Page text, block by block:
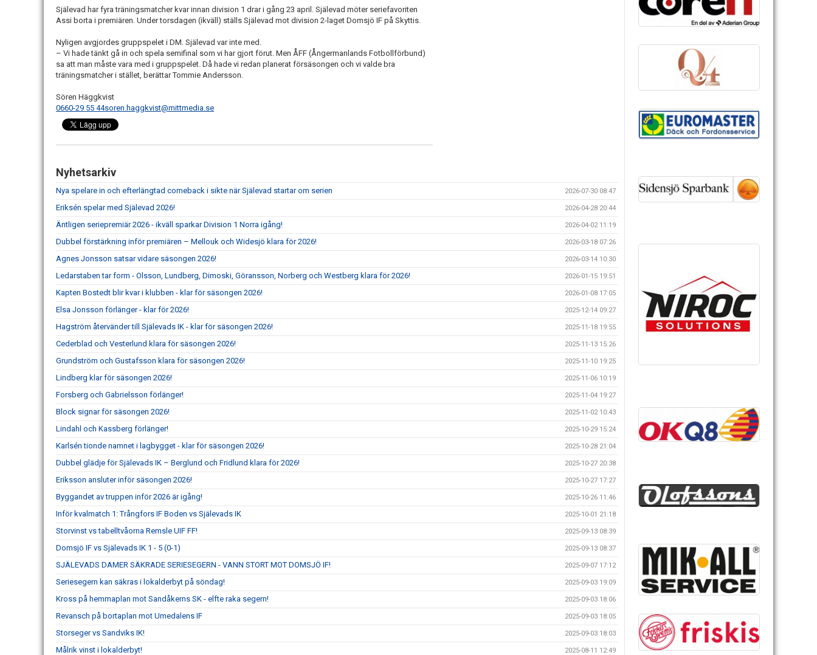
Själevad har fyra träningsmatcher kvar innan division 1 drar i gång 23 april. Själevad möter seriefavoriten
Assi borta i premiären. Under torsdagen (ikväll) ställs Själevad mot division 2-laget Domsjö IF på Skyttis.
Nyligen avgjordes gruppspelet i DM. Själevad var inte med.
– Vi hade tänkt gå in och spela semifinal som vi har gjort förut. Men ÅFF (Ångermanlands Fotbollförbund)
sa att man måste vara med i gruppspelet. Då hade vi redan planerat försäsongen och vi valde bra
träningsmatcher i stället, berättar Tommie Andersson.
Sören Häggkvist
0660-29 55 44soren.haggkvist@mittmedia.se
Nyhetsarkiv
Nya spelare in och efterlängtad comeback i sikte när Själevad startar om serien 2026-07-30 08:47
Eriksén spelar med Själevad 2026! 2026-04-28 20:44
Äntligen seriepremiär 2026 - ikväll sparkar Division 1 Norra igång! 2026-04-02 11:19
Dubbel förstärkning inför premiären – Mellouk och Widesjö klara för 2026! 2026-03-18 07:26
Agnes Jonsson satsar vidare säsongen 2026! 2026-03-14 10:30
Ledarstaben tar form - Olsson, Lundberg, Dimoski, Göransson, Norberg och Westberg klara för 2026! 2026-01-15 19:51
Kapten Bostedt blir kvar i klubben - klar för säsongen 2026! 2026-01-08 17:05
Elsa Jonsson förlänger - klar för 2026! 2025-12-14 09:27
Hagström återvänder till Själevads IK - klar för säsongen 2026! 2025-11-18 19:55
Cederblad och Vesterlund klara för säsongen 2026! 2025-11-13 15:26
Grundström och Gustafsson klara för säsongen 2026! 2025-11-10 19:25
Lindberg klar för säsongen 2026! 2025-11-06 10:19
Forsberg och Gabrielsson förlänger! 2025-11-04 19:27
Block signar för säsongen 2026! 2025-11-02 10:43
Lindahl och Kassberg förlänger! 2025-10-29 15:24
Karlsén tionde namnet i lagbygget - klar för säsongen 2026! 2025-10-28 21:04
Dubbel glädje för Själevads IK – Berglund och Fridlund klara för 2026! 2025-10-27 20:38
Eriksson ansluter inför säsongen 2026! 2025-10-27 17:27
Byggandet av truppen inför 2026 är igång! 2025-10-26 11:46
Inför kvalmatch 1: Trångfors IF Boden vs Själevads IK 2025-10-01 21:18
Storvinst vs tabelltvåorna Remsle UIF FF! 2025-09-13 08:39
Domsjö IF vs Själevads IK 1 - 5 (0-1) 2025-09-13 08:37
SJÄLEVADS DAMER SÄKRADE SERIESEGERN - VANN STORT MOT DOMSJÖ IF! 2025-09-07 17:12
Seriesegern kan säkras i lokalderbyt på söndag! 2025-09-03 19:09
Kross på hemmaplan mot Sandåkerns SK - elfte raka segern! 2025-09-03 18:06
Revansch på bortaplan mot Umedalens IF 2025-09-03 18:05
Storseger vs Sandviks IK! 2025-09-03 18:03
Målrik vinst i lokalderbyt! 2025-08-11 12:49